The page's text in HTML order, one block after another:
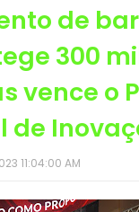
de
300
vence o
de
11:04:00 AM